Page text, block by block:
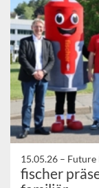
15.05.26 – Future
fischer